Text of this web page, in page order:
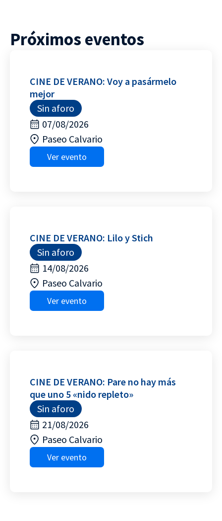
Próximos eventos
CINE DE VERANO: Voy a pasármelo
mejor
Sin aforo
07/08/2026
Paseo Calvario
Ver evento
CINE DE VERANO: Lilo y Stich
Sin aforo
14/08/2026
Paseo Calvario
Ver evento
CINE DE VERANO: Pare no hay más
que uno 5 «nido repleto»
Sin aforo
21/08/2026
Paseo Calvario
Ver evento